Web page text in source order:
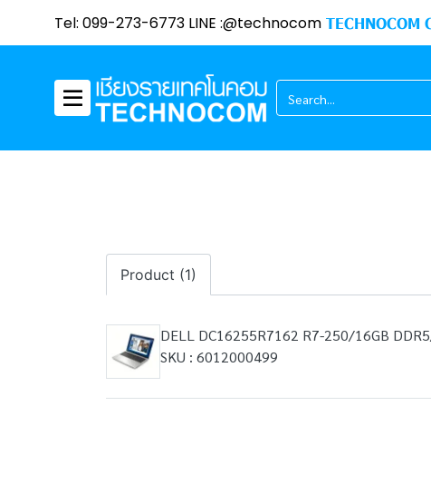
Tel: 099-273-6773 LINE :@technocom TECHNOCOM
Product (1)
DELL DC16255R7162 R7-250/16GB
SKU : 6012000499